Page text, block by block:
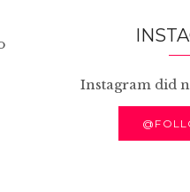
Instagram did